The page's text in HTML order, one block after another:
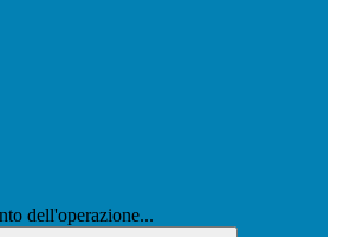
dell'operazione...